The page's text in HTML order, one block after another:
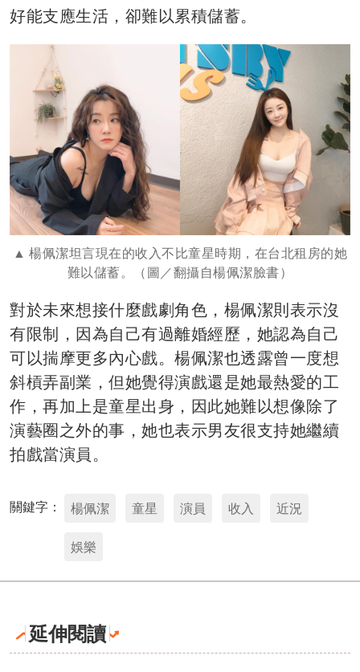
好能支應生活，卻難以累積儲蓄。
楊佩潔坦言現在的收入不比童星時期，在台北租房的她
難以儲蓄。（圖／翻攝自楊佩潔臉書）
對於未來想接什麼戲劇角色，楊佩潔則表示沒
有限制，因為自己有過離婚經歷，她認為自己
可以揣摩更多內心戲。楊佩潔也透露曾一度想
斜槓弄副業，但她覺得演戲還是她最熱愛的工
作，再加上是童星出身，因此她難以想像除了
演藝圈之外的事，她也表示男友很支持她繼續
拍戲當演員。
關鍵字： 楊佩潔 童星 演員 收入 近況
娛樂
延伸閱讀